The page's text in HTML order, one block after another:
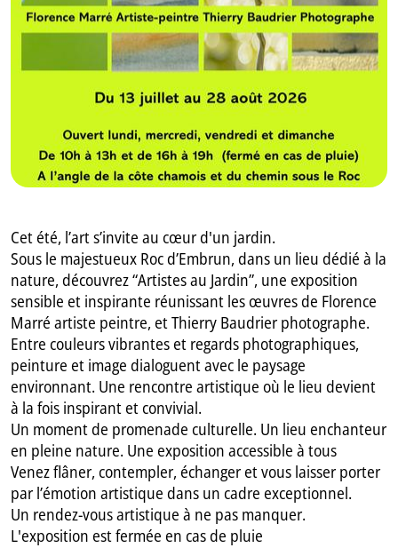
Cet été, l’art s’invite au cœur d'un jardin.
Sous le majestueux Roc d’Embrun, dans un lieu dédié à la
nature, découvrez “Artistes au Jardin”, une exposition
sensible et inspirante réunissant les œuvres de Florence
Marré artiste peintre, et Thierry Baudrier photographe.
Entre couleurs vibrantes et regards photographiques,
peinture et image dialoguent avec le paysage
environnant. Une rencontre artistique où le lieu devient
à la fois inspirant et convivial.
Un moment de promenade culturelle. Un lieu enchanteur
en pleine nature. Une exposition accessible à tous
Venez flâner, contempler, échanger et vous laisser porter
par l’émotion artistique dans un cadre exceptionnel.
Un rendez-vous artistique à ne pas manquer.
L'exposition est fermée en cas de pluie